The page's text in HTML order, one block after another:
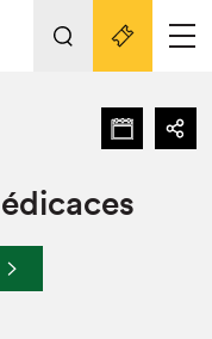
Nos activités